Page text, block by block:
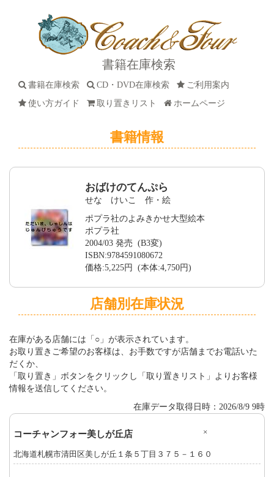
書籍在庫検索
書籍在庫検索 CD・DVD在庫検索
ご利用案内
使い方ガイド
取り置きリスト ホームページ
書籍情報
おばけのてんぷら
せな けいこ 作・絵
ポプラ社のよみきかせ大型絵本
ポプラ社
2004/03 発売 (B3変)
ISBN:9784591080672
価格:5,225円 (本体:4,750円)
店舗別在庫状況
在庫がある店舗には「○」が表示されています。
お取り置きご希望のお客様は、お手数ですが店舗までお電話いた
だくか、
「取り置き」ボタンをクリックし「取り置きリスト」よりお客様
情報を送信してください。
在庫データ取得日時：2026/8/9 9時
コーチャンフォー美しが丘店 ×
北海道札幌市清田区美しが丘１条５丁目３７５－１６０